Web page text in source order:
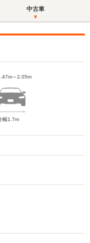
中古車
～2.05m
幅1.7m